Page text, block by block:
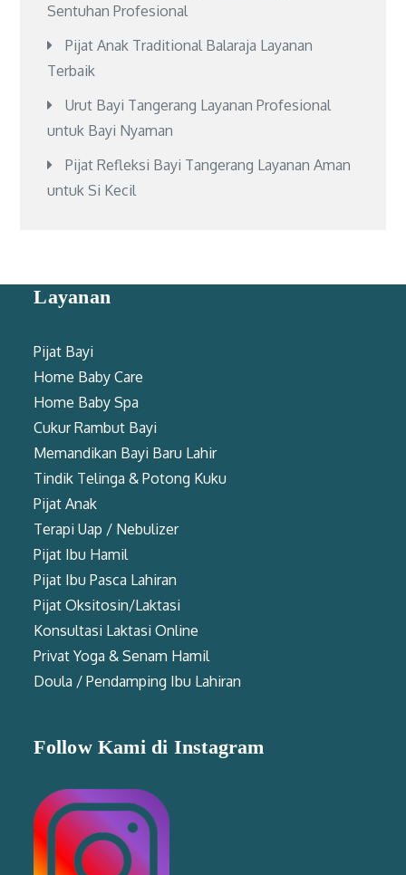
Sentuhan Profesional
Pijat Anak Traditional Balaraja Layanan
Terbaik
Urut Bayi Tangerang Layanan Profesional
untuk Bayi Nyaman
Pijat Refleksi Bayi Tangerang Layanan Aman
untuk Si Kecil
Layanan
Pijat Bayi
Home Baby Care
Home Baby Spa
Cukur Rambut Bayi
Memandikan Bayi Baru Lahir
Tindik Telinga & Potong Kuku
Pijat Anak
Terapi Uap / Nebulizer
Pijat Ibu Hamil
Pijat Ibu Pasca Lahiran
Pijat Oksitosin/Laktasi
Konsultasi Laktasi Online
Privat Yoga & Senam Hamil
Doula / Pendamping Ibu Lahiran
Follow Kami di Instagram